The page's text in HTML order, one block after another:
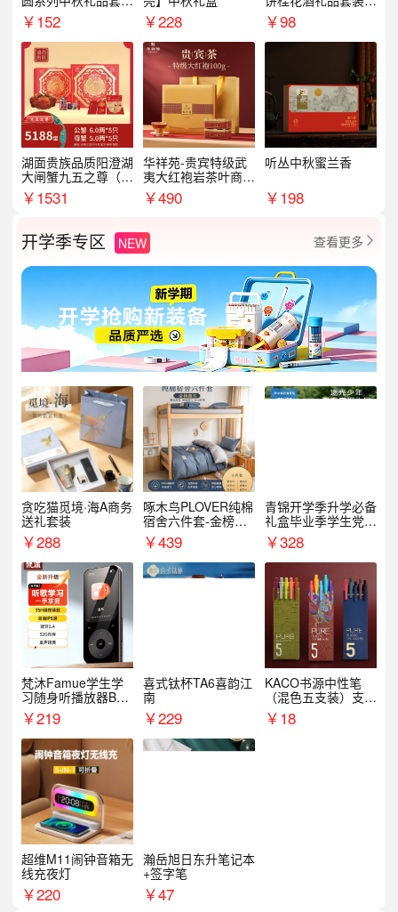
企业送客户商务伴手
礼
￥152 ￥228
AL1377
￥98
湖面贵族品质阳澄湖
大闸蟹九五之尊（卡
券）5188型
￥1531
华祥苑-贵宾特级武
夷大红袍岩茶叶商务
礼盒中秋节送长辈1
00g
￥490
听丛中秋蜜兰香
￥198
开学季专区 NEW 查看更多 
贪吃猫觅境·海A商务
送礼套装
￥288
啄木鸟PLOVER纯棉
宿舍六件套-金榜题
名
￥439
青锦开学季升学必备
礼盒毕业季学生党户
外出行备考装备礼品
￥328
梵沐Famue学生学
习随身听播放器BL1
5（64G）
￥219
喜式钛杯TA6喜韵江
南
￥229
KACO书源中性笔
（混色五支装）支持
logo定制
￥18
超维M11闹钟音箱无
线充夜灯
￥220
瀚岳旭日东升笔记本
+签字笔
￥47